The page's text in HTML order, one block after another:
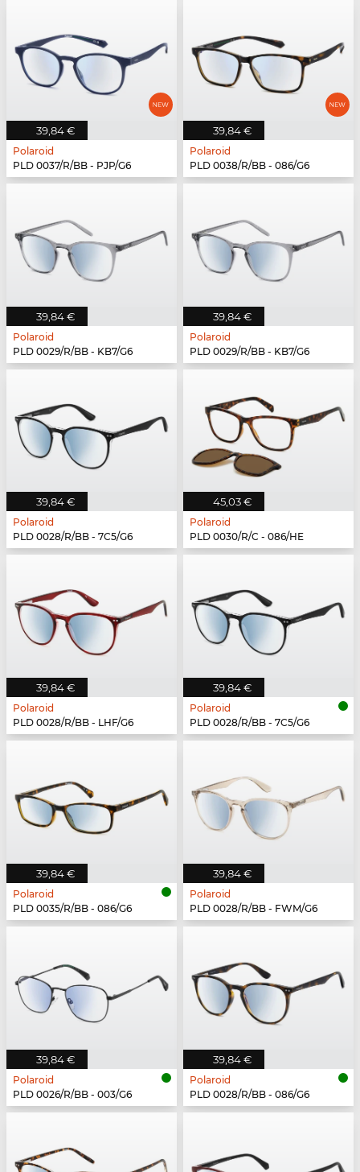
39,84 €
Polaroid
PLD 0037/R/BB - PJP/G6
39,84 €
Polaroid
PLD 0038/R/BB - 086/G6
39,84 €
Polaroid
PLD 0029/R/BB - KB7/G6
39,84 €
Polaroid
PLD 0029/R/BB - KB7/G6
39,84 €
Polaroid
PLD 0028/R/BB - 7C5/G6
45,03 €
Polaroid
PLD 0030/R/C - 086/HE
39,84 €
Polaroid
PLD 0028/R/BB - LHF/G6
39,84 €
Polaroid
PLD 0028/R/BB - 7C5/G6
39,84 €
Polaroid
PLD 0035/R/BB - 086/G6
39,84 €
Polaroid
PLD 0028/R/BB - FWM/G6
39,84 €
Polaroid
PLD 0026/R/BB - 003/G6
39,84 €
Polaroid
PLD 0028/R/BB - 086/G6